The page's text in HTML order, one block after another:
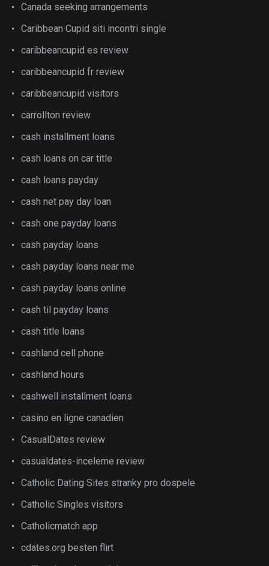
Canada seeking arrangements
Caribbean Cupid siti incontri single
caribbeancupid es review
caribbeancupid fr review
caribbeancupid visitors
carrollton review
cash installment loans
cash loans on car title
cash loans payday
cash net pay day loan
cash one payday loans
cash payday loans
cash payday loans near me
cash payday loans online
cash til payday loans
cash title loans
cashland cell phone
cashland hours
cashwell installment loans
casino en ligne canadien
CasualDates review
casualdates-inceleme review
Catholic Dating Sites stranky pro dospele
Catholic Singles visitors
Catholicmatch app
cdates.org besten flirt